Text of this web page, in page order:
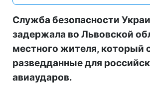
Служба безопасности
задержала во Львовской
местного жителя, который
разведданные для
авиаударов.